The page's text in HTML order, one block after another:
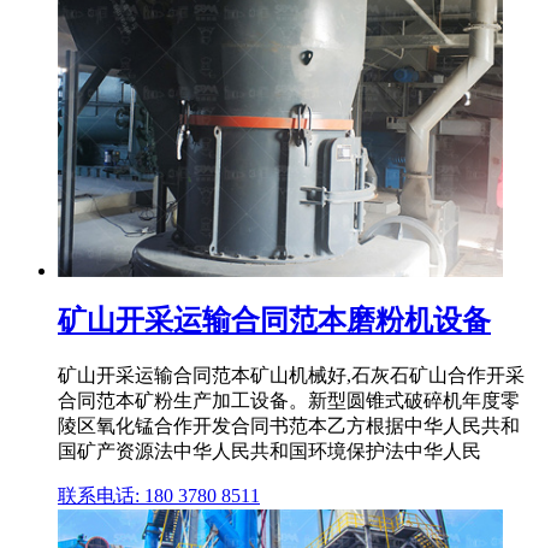
矿山开采运输合同范本磨粉机设备
矿山开采运输合同范本矿山机械好,石灰石矿山合作开采
合同范本矿粉生产加工设备。新型圆锥式破碎机年度零
陵区氧化锰合作开发合同书范本乙方根据中华人民共和
国矿产资源法中华人民共和国环境保护法中华人民
联系电话: 180 3780 8511